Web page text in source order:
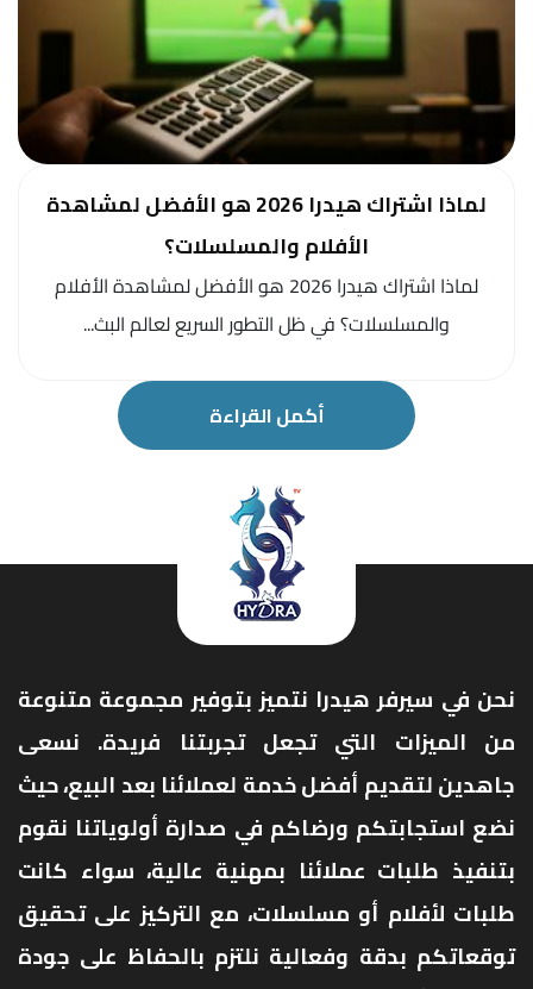
لماذا اشتراك هيدرا 2026 هو الأفضل لمشاهدة
الأفلام والمسلسلات؟
لماذا اشتراك هيدرا 2026 هو الأفضل لمشاهدة الأفلام
والمسلسلات؟ في ظل التطور السريع لعالم البث...
أكمل القراءة
نحن في سيرفر هيدرا نتميز بتوفير مجموعة متنوعة
من الميزات التي تجعل تجربتنا فريدة. نسعى
جاهدين لتقديم أفضل خدمة لعملائنا بعد البيع، حيث
نضع استجابتكم ورضاكم في صدارة أولوياتنا نقوم
بتنفيذ طلبات عملائنا بمهنية عالية، سواء كانت
طلبات لأفلام أو مسلسلات، مع التركيز على تحقيق
توقعاتكم بدقة وفعالية نلتزم بالحفاظ على جودة